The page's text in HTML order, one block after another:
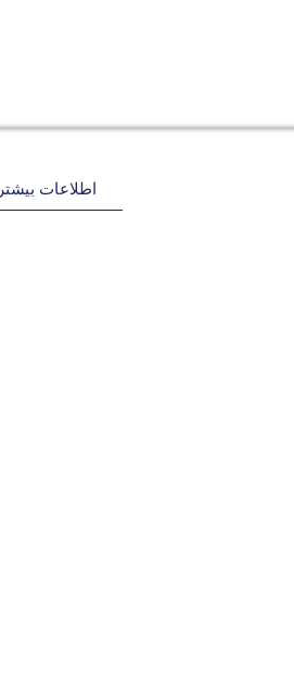
اطلاعات بیشتر